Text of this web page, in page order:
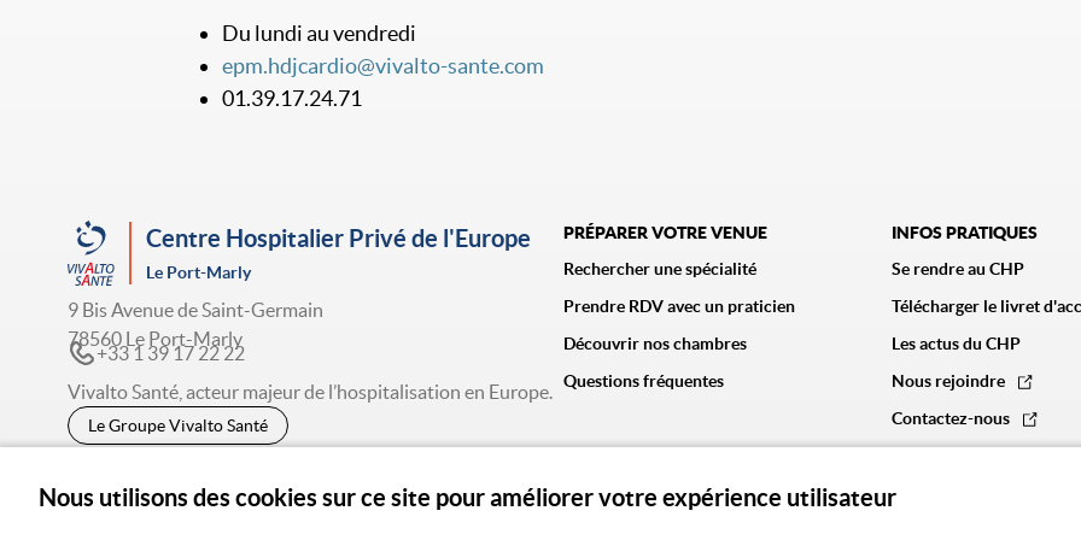
Nous utilisons des cookies sur ce site pour améliorer votre expérience utilisateur
Du lundi au vendredi
epm.hdjcardio@vivalto-sante.com
01.39.17.24.71
Centre Hospitalier Privé de l'Europe
Le Port-Marly
9 Bis Avenue de Saint-Germain
78560 Le Port-Marly
+33 1 39 17 22 22
Vivalto Santé, acteur majeur de l’hospitalisation en Europe.
Le Groupe Vivalto Santé
PRÉPARER VOTRE VENUE
Rechercher une spécialité
Prendre RDV avec un praticien
Découvrir nos chambres
Questions fréquentes
INFOS PRATIQUES
Se rendre au CHP
Télécharger le livret
Les actus du CHP
Nous rejoindre
Contactez-nous